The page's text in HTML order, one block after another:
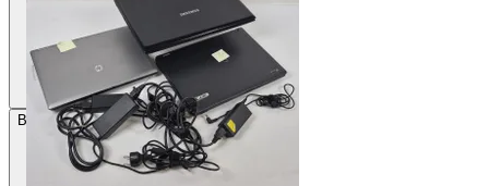
BetalningVia Tradera